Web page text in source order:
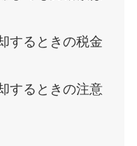
するときの税金
するときの注意